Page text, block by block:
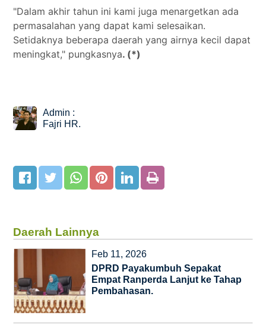
"Dalam akhir tahun ini kami juga menargetkan ada
permasalahan yang dapat kami selesaikan.
Setidaknya beberapa daerah yang airnya kecil dapat
meningkat," pungkasnya. (*)
Admin :
Fajri HR.
Daerah Lainnya
Feb 11, 2026
DPRD Payakumbuh Sepakat
Empat Ranperda Lanjut ke Tahap
Pembahasan.